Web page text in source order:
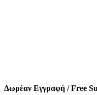
Δωρέαν Εγγραφή / Free